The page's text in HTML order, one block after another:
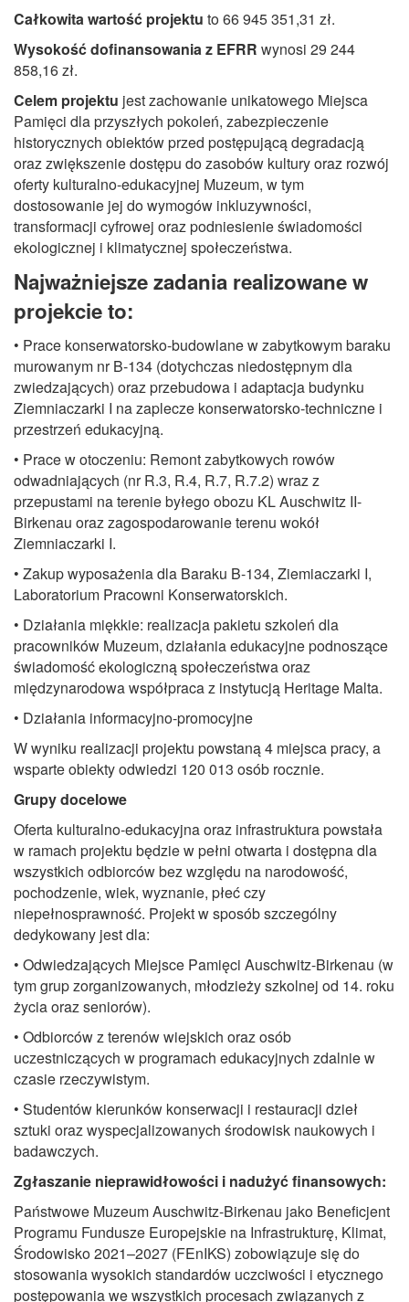
Całkowita wartość projektu to 66 945 351,31 zł.
Wysokość dofinansowania z EFRR wynosi 29 244
858,16 zł.
Celem projektu jest zachowanie unikatowego Miejsca
Pamięci dla przyszłych pokoleń, zabezpieczenie
historycznych obiektów przed postępującą degradacją
oraz zwiększenie dostępu do zasobów kultury oraz rozwój
oferty kulturalno-edukacyjnej Muzeum, w tym
dostosowanie jej do wymogów inkluzywności,
transformacji cyfrowej oraz podniesienie świadomości
ekologicznej i klimatycznej społeczeństwa.
Najważniejsze zadania realizowane w
projekcie to:
• Prace konserwatorsko-budowlane w zabytkowym baraku
murowanym nr B-134 (dotychczas niedostępnym dla
zwiedzających) oraz przebudowa i adaptacja budynku
Ziemniaczarki I na zaplecze konserwatorsko-techniczne i
przestrzeń edukacyjną.
• Prace w otoczeniu: Remont zabytkowych rowów
odwadniających (nr R.3, R.4, R.7, R.7.2) wraz z
przepustami na terenie byłego obozu KL Auschwitz II-
Birkenau oraz zagospodarowanie terenu wokół
Ziemniaczarki I.
• Zakup wyposażenia dla Baraku B-134, Ziemiaczarki I,
Laboratorium Pracowni Konserwatorskich.
• Działania miękkie: realizacja pakietu szkoleń dla
pracowników Muzeum, działania edukacyjne podnoszące
świadomość ekologiczną społeczeństwa oraz
międzynarodowa współpraca z instytucją Heritage Malta.
• Działania informacyjno-promocyjne
W wyniku realizacji projektu powstaną 4 miejsca pracy, a
wsparte obiekty odwiedzi 120 013 osób rocznie.
Grupy docelowe
Oferta kulturalno-edukacyjna oraz infrastruktura powstała
w ramach projektu będzie w pełni otwarta i dostępna dla
wszystkich odbiorców bez względu na narodowość,
pochodzenie, wiek, wyznanie, płeć czy
niepełnosprawność. Projekt w sposób szczególny
dedykowany jest dla:
• Odwiedzających Miejsce Pamięci Auschwitz-Birkenau (w
tym grup zorganizowanych, młodzieży szkolnej od 14. roku
życia oraz seniorów).
• Odbiorców z terenów wiejskich oraz osób
uczestniczących w programach edukacyjnych zdalnie w
czasie rzeczywistym.
• Studentów kierunków konserwacji i restauracji dzieł
sztuki oraz wyspecjalizowanych środowisk naukowych i
badawczych.
Zgłaszanie nieprawidłowości i nadużyć finansowych:
Państwowe Muzeum Auschwitz-Birkenau jako Beneficjent
Programu Fundusze Europejskie na Infrastrukturę, Klimat,
Środowisko 2021–2027 (FEnIKS) zobowiązuje się do
stosowania wysokich standardów uczciwości i etycznego
postępowania we wszystkich procesach związanych z